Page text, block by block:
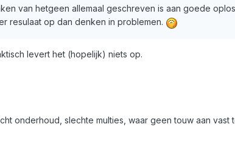
van hetgeen allemaal geschreven is aan goede
resulaat op dan denken in problemen.
levert het (hopelijk) niets op.
onderhoud, slechte multies, waar geen touw aan